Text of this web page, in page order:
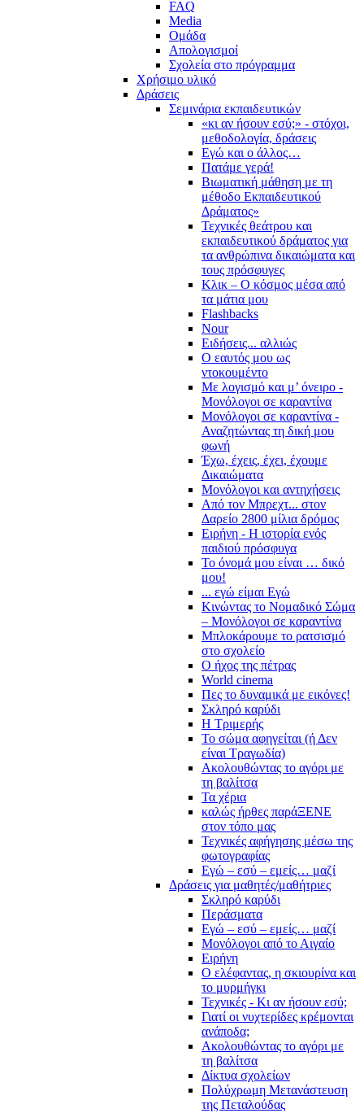
FAQ
Media
Ομάδα
Απολογισμοί
Σχολεία στο πρόγραμμα
Χρήσιμο υλικό
Δράσεις
Σεμινάρια εκπαιδευτικών
«κι αν ήσουν εσύ;» - στόχοι,
μεθοδολογία, δράσεις
Εγώ και ο άλλος…
Πατάμε γερά!
Βιωματική μάθηση με τη
μέθοδο Εκπαιδευτικού
Δράματος»
Τεχνικές θεάτρου και
εκπαιδευτικού δράματος για
τα ανθρώπινα δικαιώματα και
τους πρόσφυγες
Κλικ – Ο κόσμος μέσα από
τα μάτια μου
Flashbacks
Nour
Ειδήσεις... αλλιώς
Ο εαυτός μου ως
ντοκουμέντο
Με λογισμό και μ’ όνειρο -
Μονόλογοι σε καραντίνα
Μονόλογοι σε καραντίνα -
Αναζητώντας τη δική μου
φωνή
Έχω, έχεις, έχει, έχουμε
Δικαιώματα
Μονόλογοι και αντηχήσεις
Από τον Μπρεχτ... στον
Δαρείο 2800 μίλια δρόμος
Ειρήνη - Η ιστορία ενός
παιδιού πρόσφυγα
Το όνομά μου είναι … δικό
μου!
... εγώ είμαι Εγώ
Κινώντας το Νομαδικό Σώμα
– Μονόλογοι σε καραντίνα
Μπλοκάρουμε το ρατσισμό
στο σχολείο
Ο ήχος της πέτρας
World cinema
Πες το δυναμικά με εικόνες!
Σκληρό καρύδι
Η Τριμερής
Το σώμα αφηγείται (ή Δεν
είναι Τραγωδία)
Ακολουθώντας το αγόρι με
τη βαλίτσα
Τα χέρια
καλώς ήρθες παράΞΕΝΕ
στον τόπο μας
Τεχνικές αφήγησης μέσω της
φωτογραφίας
Εγώ – εσύ – εμείς… μαζί
Δράσεις για μαθητές/μαθήτριες
Σκληρό καρύδι
Περάσματα
Εγώ – εσύ – εμείς… μαζί
Μονόλογοι από το Αιγαίο
Ειρήνη
Ο ελέφαντας, η σκιουρίνα και
το μυρμήγκι
Τεχνικές - Κι αν ήσουν εσύ;
Γιατί οι νυχτερίδες κρέμονται
ανάποδα;
Ακολουθώντας το αγόρι με
τη βαλίτσα
Δίκτυα σχολείων
Πολύχρωμη Μετανάστευση
της Πεταλούδας